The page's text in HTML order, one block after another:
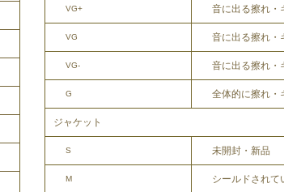
VG+ 音に出る擦れ・
VG 音に出る擦れ・
VG- 音に出る擦れ・
G 全体的に擦れ・
ジャケット
S 未開封・新品
M シールドされて